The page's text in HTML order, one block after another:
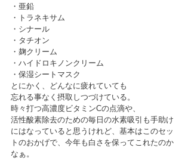
・亜鉛
・トラネキサム
・シナール
・タチオン
・麹クリーム
・ハイドロキノンクリーム
・保湿シートマスク
とにかく、どんなに疲れていても
忘れる事なく摂取しつづけている。
時々打つ高濃度ビタミンCの点滴や、
活性酸素除去のための毎日の水素吸引も手助け
にはなっていると思うけれど、基本はこのセッ
トのおかげで、今年も白さを保ってこれたのか
なぁ。